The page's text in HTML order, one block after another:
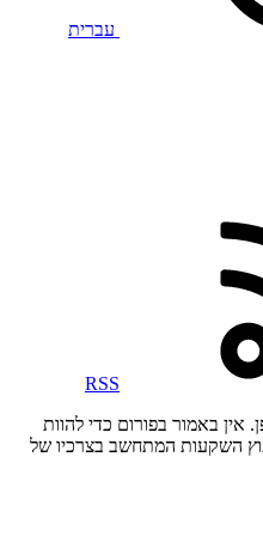
עברית
RSS
באמור בפורום כדי להוות
השקעות המתחשב בצרכיו של